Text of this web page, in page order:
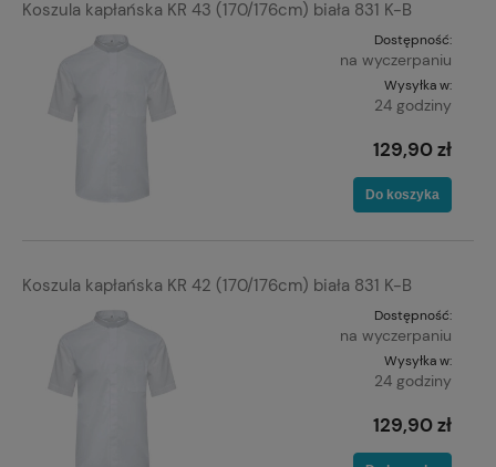
Koszula kapłańska KR 43 (170/176cm) biała 831 K-B
Dostępność:
na wyczerpaniu
Wysyłka w:
24 godziny
129,90 zł
Do koszyka
Koszula kapłańska KR 42 (170/176cm) biała 831 K-B
Dostępność:
na wyczerpaniu
Wysyłka w:
24 godziny
129,90 zł